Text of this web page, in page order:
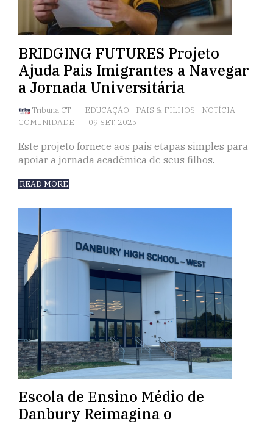
BRIDGING FUTURES Projeto
Ajuda Pais Imigrantes a Navegar
a Jornada Universitária
Tribuna CT EDUCAÇÃO - PAIS & FILHOS - NOTÍCIA -
COMUNIDADE
09 SET, 2025
Este projeto fornece aos pais etapas simples para
apoiar a jornada acadêmica de seus filhos.
READ MORE
Escola de Ensino Médio de
Danbury Reimagina o